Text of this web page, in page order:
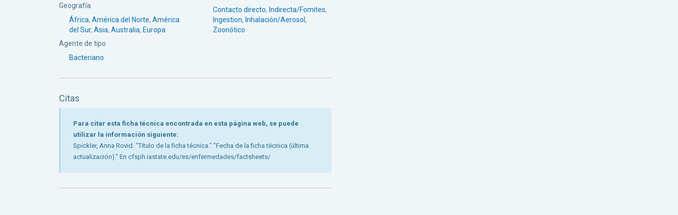
Geografía
África, América del Norte, América
del Sur, Asia, Australia, Europa
Agente de tipo
Bacteriano
Contacto directo, Indirecta/Fomites,
Ingestion, Inhalación/Aerosol ,
Zoonótico
Citas
Para citar esta ficha técnica encontrada en esta página web, se puede
utilizar la información siguiente:
Spickler, Anna Rovid. "Título de la ficha técnica." "Fecha de la ficha técnica (última
actualización)." En cfsph.iastate.edu/es/enfermedades/factsheets/